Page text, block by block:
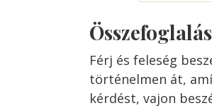
Összefoglalás
Férj és feleség
történelmen át,
kérdést, vajon